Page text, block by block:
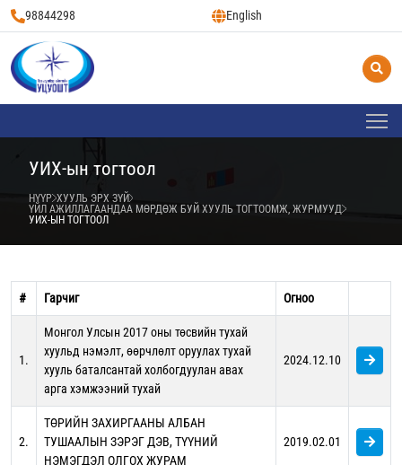
98844298 English
УИХ-ын тогтоол
НҮҮР ХУУЛЬ ЭРХ ЗҮЙ
ҮЙЛ АЖИЛЛАГААНДАА МӨРДӨЖ БУЙ ХУУЛЬ ТОГТООМЖ, ЖУРМУУД
УИХ-ЫН ТОГТООЛ
# Гарчиг Огноо
1.
Монгол Улсын 2017 оны төсвийн тухай
хуульд нэмэлт, өөрчлөлт оруулах тухай
хууль баталсантай холбогдуулан авах
арга хэмжээний тухай
2024.12.10
2.
ТӨРИЙН ЗАХИРГААНЫ АЛБАН
ТУШААЛЫН ЗЭРЭГ ДЭВ, ТҮҮНИЙ
НЭМЭГДЭЛ ОЛГОХ ЖУРАМ
2019.02.01